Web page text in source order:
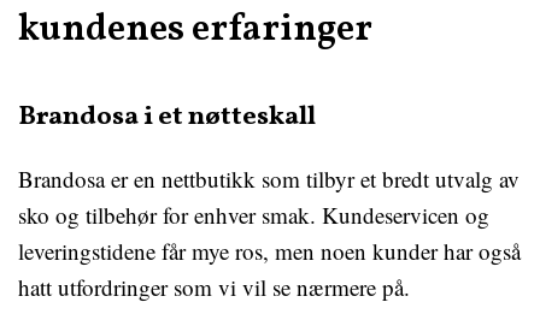
kundenes erfaringer
Brandosa i et nøtteskall
Brandosa er en nettbutikk som tilbyr et bredt utvalg av
sko og tilbehør for enhver smak. Kundeservicen og
leveringstidene får mye ros, men noen kunder har også
hatt utfordringer som vi vil se nærmere på.